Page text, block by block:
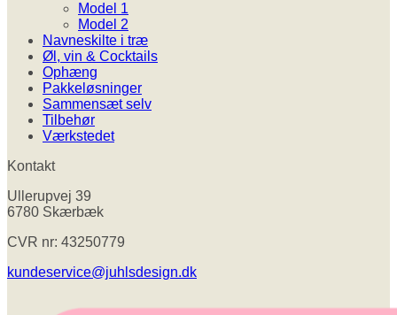
Model 1
Model 2
Navneskilte i træ
Øl, vin & Cocktails
Ophæng
Pakkeløsninger
Sammensæt selv
Tilbehør
Værkstedet
Kontakt
Ullerupvej 39
6780 Skærbæk
CVR nr: 43250779
kundeservice@juhlsdesign.dk